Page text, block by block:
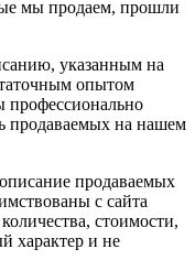
мы продаем, прошли
указанным на
опытом
профессионально
продаваемых на нашем
продаваемых
с сайта
стоимости,
характер и не